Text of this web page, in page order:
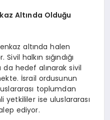
Altında Olduğu
altında halen
halkın sığındığı
hedef alınarak sivil
İsrail ordusunun
toplumdan
yetkililer ise uluslararası
ediyor.